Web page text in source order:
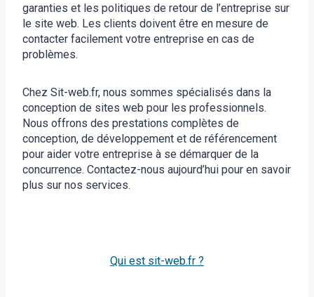
garanties et les politiques de retour de l’entreprise sur
le site web. Les clients doivent être en mesure de
contacter facilement votre entreprise en cas de
problèmes.
Chez Sit-web.fr, nous sommes spécialisés dans la
conception de sites web pour les professionnels.
Nous offrons des prestations complètes de
conception, de développement et de référencement
pour aider votre entreprise à se démarquer de la
concurrence. Contactez-nous aujourd’hui pour en savoir
plus sur nos services.
Qui est sit-web.fr ?